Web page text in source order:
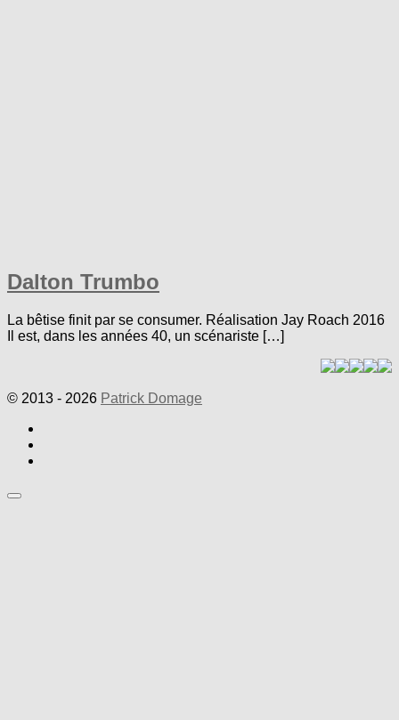
Dalton Trumbo
La bêtise finit par se consumer. Réalisation Jay Roach 2016
Il est, dans les années 40, un scénariste […]
© 2013 - 2026 Patrick Domage